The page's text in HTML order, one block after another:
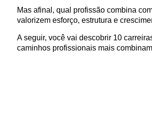
Mas afinal, qual profissão combina
valorizem esforço, estrutura e
A seguir, você vai descobrir 10
caminhos profissionais mais